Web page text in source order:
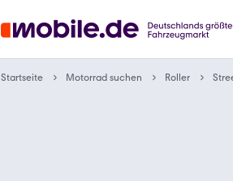
Startseite Motorrad suchen Roller